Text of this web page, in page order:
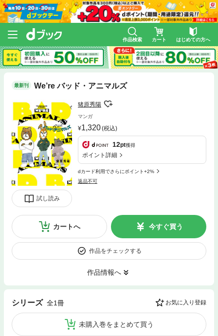
作品検索 カート はじめての方へ
最新刊 We’re バッド・アニマルズ
試し読み
猪原秀陽
マンガ
1,320(税込)
12pt獲得
ポイント詳細
dカード利用でさらにポイント+2%
返品不可
カートへ 今すぐ買う
作品をチェックする
作品情報へ
シリーズ 全1冊 お気に入り登録
未購入巻をまとめて買う